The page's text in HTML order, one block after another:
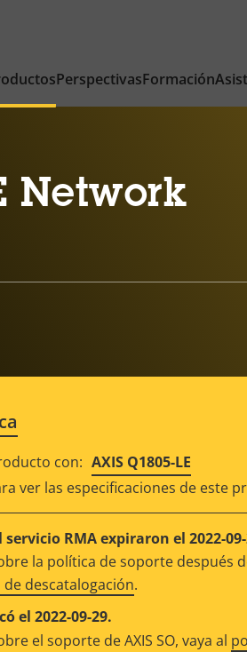
PerspectivasFormación
Network
con: AXIS Q1805-LE
ver las especificaciones de este
RMA expiraron el 2022-
la política de soporte después
descatalogación.
el 2022-09-29.
el soporte de AXIS SO, vaya al